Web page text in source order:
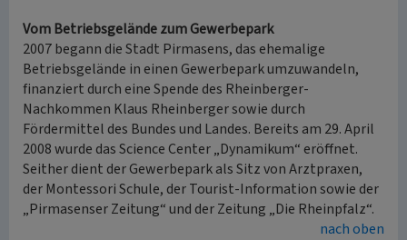
Vom Betriebsgelände zum Gewerbepark
2007 begann die Stadt Pirmasens, das ehemalige
Betriebsgelände in einen Gewerbepark umzuwandeln,
finanziert durch eine Spende des Rheinberger-
Nachkommen Klaus Rheinberger sowie durch
Fördermittel des Bundes und Landes. Bereits am 29. April
2008 wurde das Science Center „Dynamikum“ eröffnet.
Seither dient der Gewerbepark als Sitz von Arztpraxen,
der Montessori Schule, der Tourist-Information sowie der
„Pirmasenser Zeitung“ und der Zeitung „Die Rheinpfalz“.
nach oben